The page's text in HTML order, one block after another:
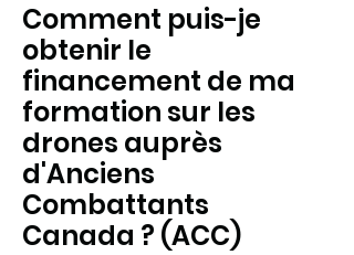
Comment puis-je
obtenir le
financement de ma
formation sur les
drones auprès
d'Anciens
Combattants
Canada ? (ACC)